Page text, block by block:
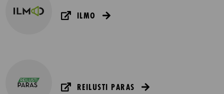
ILMO
REILUSTI PARAS